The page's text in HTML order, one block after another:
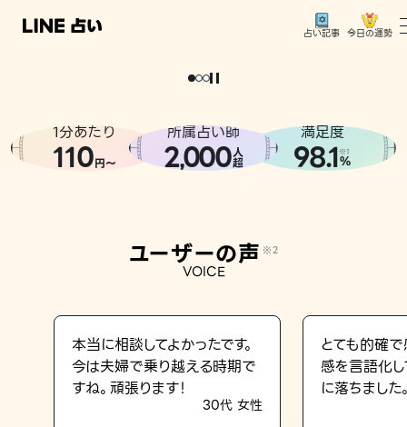
占い記事 今日の運勢
相談事例
どうせなら
。
1分あたり
110円〜
所属占い師
2,000人
超
満足度
98.1※1
%
ユーザーの声 ※2
VOICE
本当に相談してよかったです。
今は夫婦で乗り越える時期で
すね。頑張ります！
30代 女性
とても的確
感を言語化
に落ちました